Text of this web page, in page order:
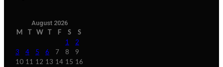
August 2026
M T W T F S
S
1
2
3
4 5 6 7 8
9
10 11 12 13 14 15 16